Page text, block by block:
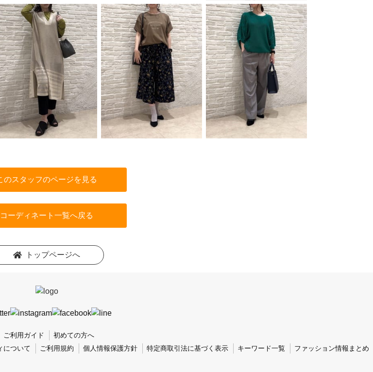
のスタッフのページを見る
コーディネート一覧へ戻る
トップページへ
ご利用ガイド
初めての方へ
について ご利用規約 個人情報保護方針 特定商取引法に基づく表示 キーワード一覧 ファッション情報まとめ